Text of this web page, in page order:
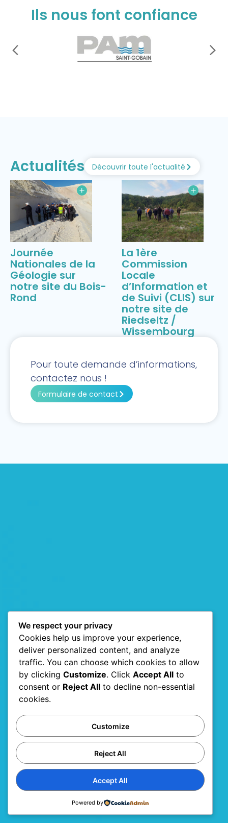
Ils nous font confiance
Actualités Découvrir toute l'actualité
Journée
Nationales de la
Géologie sur
notre site du Bois-
Rond
La 1ère
Commission
Locale
d’Information et
de Suivi (CLIS) sur
notre site de
Riedseltz /
Wissembourg
Pour toute demande d’informations,
contactez nous !
Formulaire de contact
We respect your privacy
Cookies help us improve your experience,
deliver personalized content, and analyze
traffic. You can choose which cookies to allow
by clicking Customize. Click Accept All to
consent or Reject All to decline non-essential
cookies.
Customize
Reject All
Accept All
Powered by